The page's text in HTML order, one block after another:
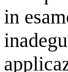
in